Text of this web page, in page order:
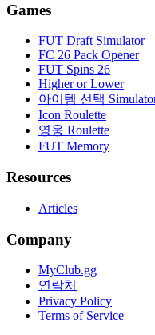
Games
FUT Draft Simulator
FC 26 Pack Opener
FUT Spins 26
Higher or Lower
아이템 선택
Icon Roulette
영웅 Roulette
FUT Memory
Resources
Articles
Company
MyClub.gg
연락처
Privacy Policy
Terms of Service